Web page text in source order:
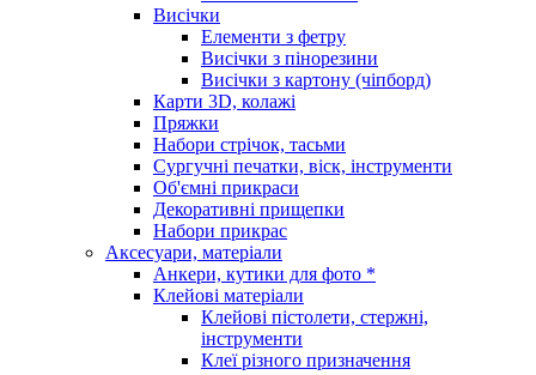
Висічки
Елементи з фетру
Висічки з пінорезини
Висічки з картону (чіпборд)
Карти 3D, колажі
Пряжки
Набори стрічок, тасьми
Сургучні печатки, віск, інструменти
Об'ємні прикраси
Декоративні прищепки
Набори прикрас
Аксесуари, матеріали
Анкери, кутики для фото *
Клейові матеріали
Клейові пістолети, стержні,
інструменти
Клеї різного призначення